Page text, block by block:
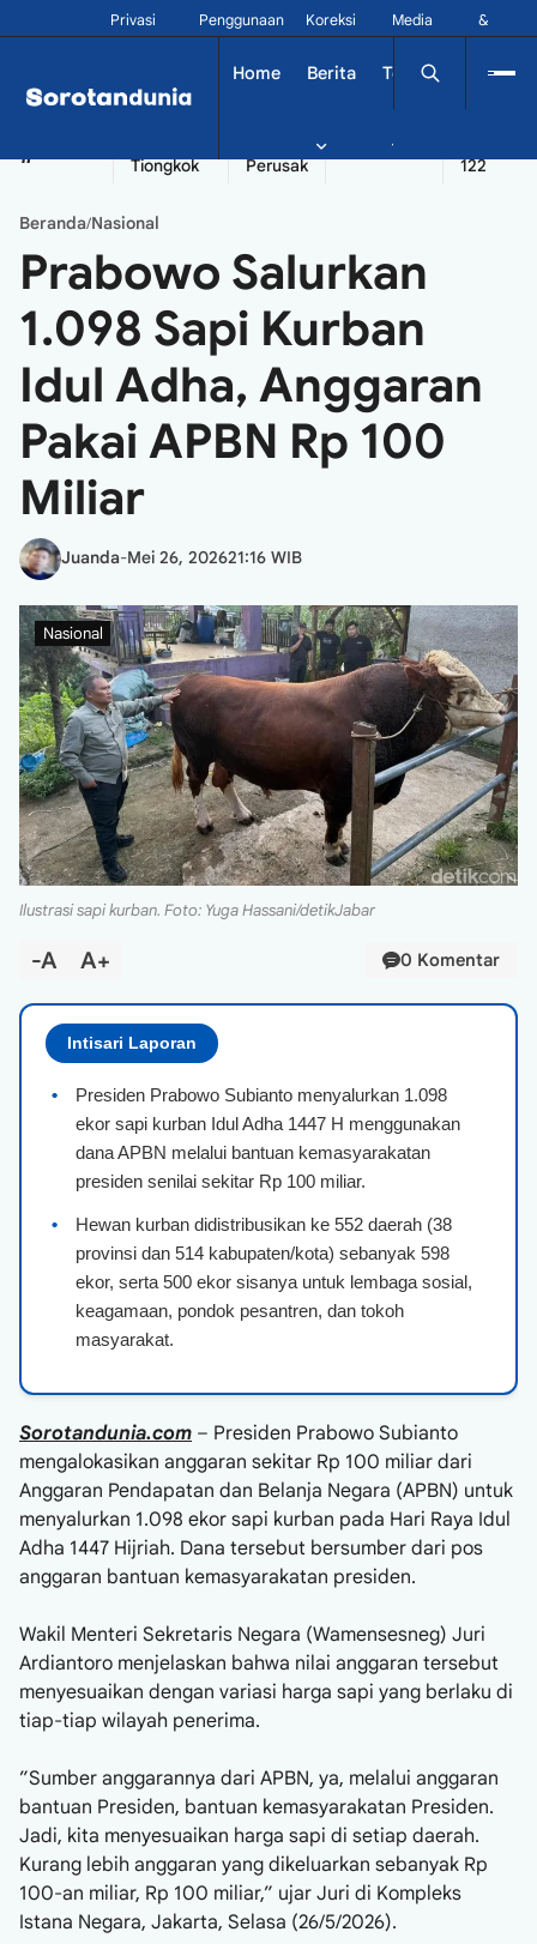
Privasi Penggunaan Koreksi
Media
&
Home Berita Tekno Dinamika
#
Tiongkok
Perusak
Seychelles
122
Beranda/Nasional
Prabowo Salurkan
1.098 Sapi Kurban
Idul Adha, Anggaran
Pakai APBN Rp 100
Miliar
Juanda-Mei 26, 202621:16 WIB
Nasional
Ilustrasi sapi kurban. Foto: Yuga Hassani/detikJabar
-A A+ 0 Komentar
Intisari Laporan
•
Presiden Prabowo Subianto menyalurkan 1.098
ekor sapi kurban Idul Adha 1447 H menggunakan
dana APBN melalui bantuan kemasyarakatan
presiden senilai sekitar Rp 100 miliar.
•
Hewan kurban didistribusikan ke 552 daerah (38
provinsi dan 514 kabupaten/kota) sebanyak 598
ekor, serta 500 ekor sisanya untuk lembaga sosial,
keagamaan, pondok pesantren, dan tokoh
masyarakat.
Sorotandunia.com – Presiden Prabowo Subianto
mengalokasikan anggaran sekitar Rp 100 miliar dari
Anggaran Pendapatan dan Belanja Negara (APBN) untuk
menyalurkan 1.098 ekor sapi kurban pada Hari Raya Idul
Adha 1447 Hijriah. Dana tersebut bersumber dari pos
anggaran bantuan kemasyarakatan presiden.
​Wakil Menteri Sekretaris Negara (Wamensesneg) Juri
Ardiantoro menjelaskan bahwa nilai anggaran tersebut
menyesuaikan dengan variasi harga sapi yang berlaku di
tiap-tiap wilayah penerima.
​”Sumber anggarannya dari APBN, ya, melalui anggaran
bantuan Presiden, bantuan kemasyarakatan Presiden.
Jadi, kita menyesuaikan harga sapi di setiap daerah.
Kurang lebih anggaran yang dikeluarkan sebanyak Rp
100-an miliar, Rp 100 miliar,” ujar Juri di Kompleks
Istana Negara, Jakarta, Selasa (26/5/2026).